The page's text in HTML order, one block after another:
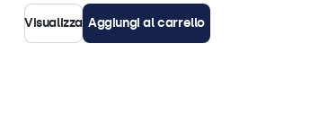
Visualizza Aggiungi al carrello